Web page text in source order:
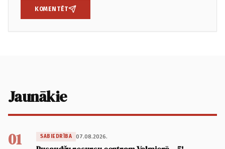
KOMENTĒT
Jaunākie
01 SABIEDRĪBA 07.08.2026.